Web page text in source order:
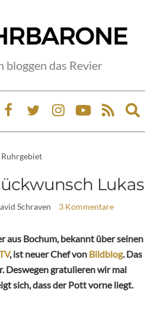
bloggen das Revier
Ruhrgebiet
Lukas
Schraven 3 Kommentare
aus Bochum, bekannt über seinen
, ist neuer Chef von Bildblog. Das
Deswegen gratulieren wir mal
sich, dass der Pott vorne liegt.